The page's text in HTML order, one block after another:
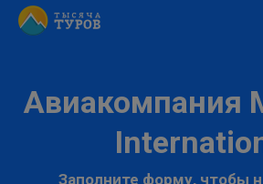
Авиакомпания
Заполните форму, чтобы